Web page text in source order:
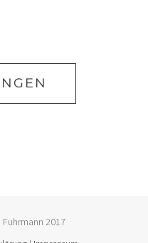
2017